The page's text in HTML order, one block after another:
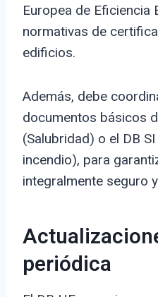
Europea de Eficiencia
normativas de
edificios.
Además, debe
documentos básicos
(Salubridad) o el DB
incendio), para
integralmente seguro
periódica